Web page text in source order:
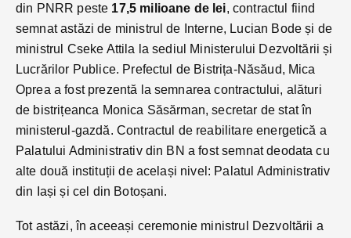
din PNRR peste 17,5 milioane de lei, contractul fiind
semnat astăzi de ministrul de Interne, Lucian Bode și de
ministrul Cseke Attila la sediul Ministerului Dezvoltării și
Lucrărilor Publice. Prefectul de Bistrița-Năsăud, Mica
Oprea a fost prezentă la semnarea contractului, alături
de bistrițeanca Monica Săsărman, secretar de stat în
ministerul-gazdă. Contractul de reabilitare energetică a
Palatului Administrativ din BN a fost semnat deodata cu
alte două instituții de același nivel: Palatul Administrativ
din Iași și cel din Botoșani.
Tot astăzi, în aceeași ceremonie ministrul Dezvoltării a